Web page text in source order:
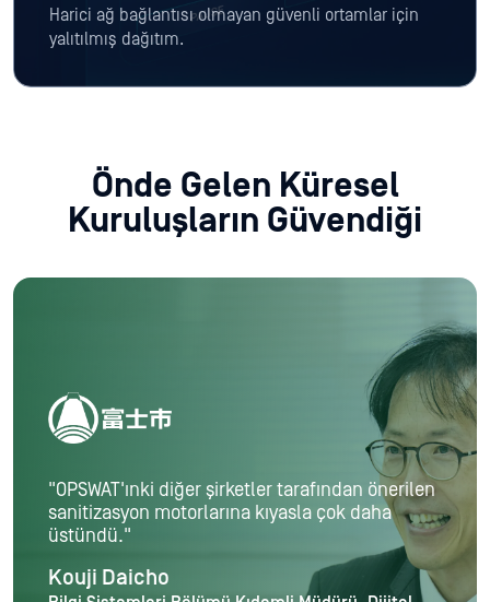
Harici ağ bağlantısı olmayan güvenli ortamlar için
yalıtılmış dağıtım.
Önde Gelen Küresel
Kuruluşların Güvendiği
"OPSWAT'ınki diğer şirketler tarafından önerilen
sanitizasyon motorlarına kıyasla çok daha
üstündü."
Kouji Daicho